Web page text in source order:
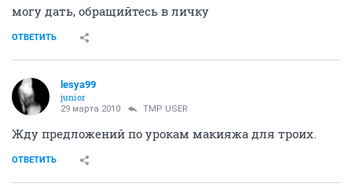
могу дать, обращийтесь в личку
ОТВЕТИТЬ
lesya99
junior
29 марта 2010 TMP USER
Жду предложений по урокам макияжа для троих.
ОТВЕТИТЬ